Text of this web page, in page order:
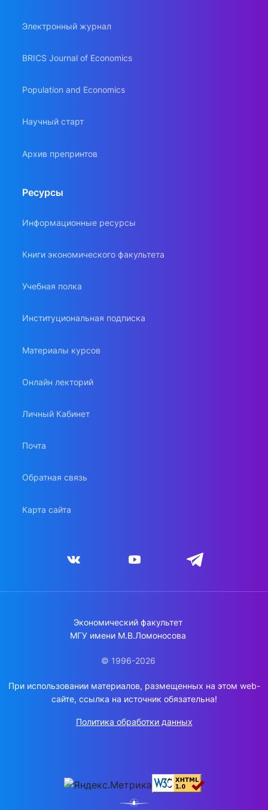
Электронный журнал
BRICS Journal of Economics
Population and Economics
Научный старт
Архив препринтов
Ресурсы
Информационные ресурсы
Книги экономического факультета
Учебная полка
Институциональная подписка
Материалы курсов
Онлайн лекторий
Личный Кабинет
Почта
Обратная связь
Карта сайта
Экономический факультет
МГУ имени М.В.Ломоносова
© 1996-2026
При использовании материалов, размещенных на этом web-
сайте, ссылка на источник обязательна!
Политика обработки данных